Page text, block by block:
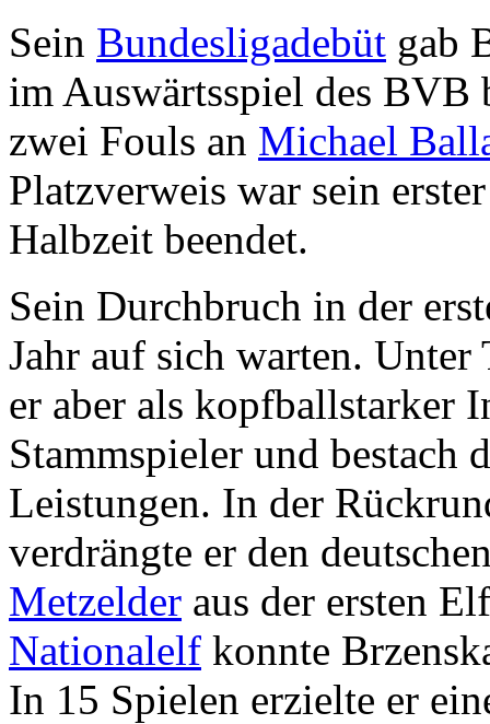
Sein Bundesligadebüt gab
im Auswärtsspiel des BVB
zwei Fouls an Michael
Platzverweis war sein
Halbzeit beendet.
Sein Durchbruch in der
Jahr auf sich warten.
er aber als kopfballstarker
Stammspieler und bestach
Leistungen. In der
verdrängte er den
Metzelder aus der ersten
Nationalelf konnte
In 15 Spielen erzielte er